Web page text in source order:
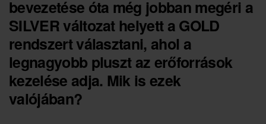
bevezetése óta még jobban megéri a
SILVER változat helyett a GOLD
rendszert választani, ahol a
legnagyobb pluszt az erőforrások
kezelése adja. Mik is ezek
valójában?